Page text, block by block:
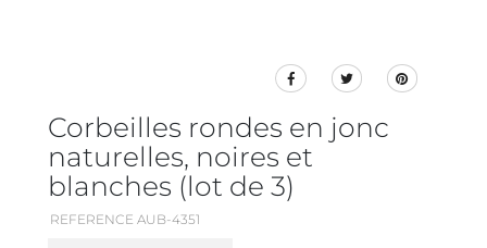
Corbeilles rondes en jonc
naturelles, noires et
blanches (lot de 3)
REFERENCE AUB-4351